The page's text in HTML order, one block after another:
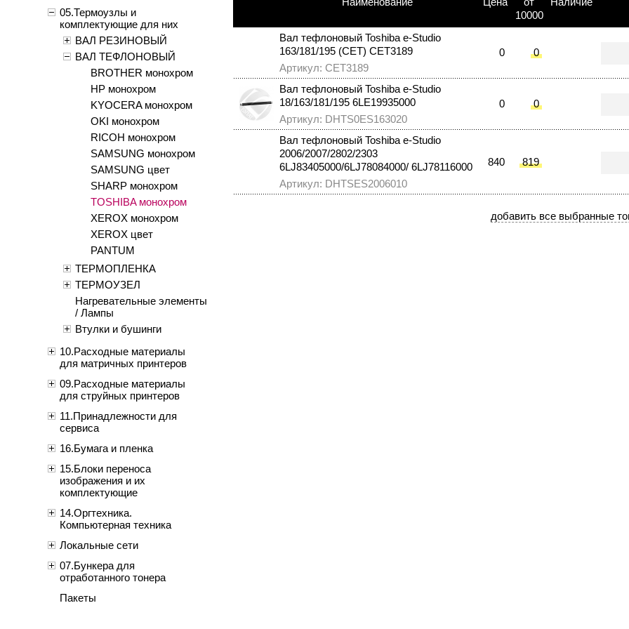
05.Термоузлы и
комплектующие для них
ВАЛ РЕЗИНОВЫЙ
ВАЛ ТЕФЛОНОВЫЙ
BROTHER монохром
HP монохром
KYOCERA монохром
OKI монохром
RICOH монохром
SAMSUNG монохром
SAMSUNG цвет
SHARP монохром
TOSHIBA монохром
XEROX монохром
XEROX цвет
PANTUM
ТЕРМОПЛЕНКА
ТЕРМОУЗЕЛ
Нагревательные элементы
/ Лампы
Втулки и бушинги
10.Расходные материалы
для матричных принтеров
09.Расходные материалы
для струйных принтеров
11.Принадлежности для
сервиса
16.Бумага и пленка
15.Блоки переноса
изображения и их
комплектующие
14.Оргтехника.
Компьютерная техника
Локальные сети
07.Бункера для
отработанного тонера
Пакеты
10000
Вал тефлоновый Toshiba e-Studio
163/181/195 (CET) CET3189
Артикул: CET3189
0 0
Вал тефлоновый Toshiba e-Studio
18/163/181/195 6LE19935000
Артикул: DHTS0ES163020
0 0
Вал тефлоновый Toshiba e-Studio
2006/2007/2802/2303
6LJ83405000/6LJ78084000/ 6LJ78116000
Артикул: DHTSES2006010
840 819